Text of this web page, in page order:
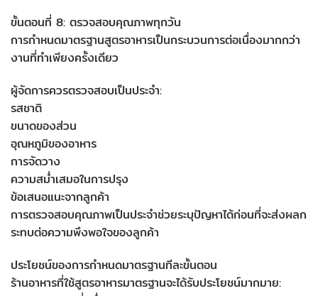
ขั้นตอนที่ 8: ตรวจสอบคุณภาพทุกวัน
การกำหนดมาตรฐานสูตรอาหารเป็นกระบวนการต่อเนื่องมากกว่า
งานที่ทำเพียงครั้งเดียว
ผู้จัดการควรตรวจสอบเป็นประจำ:
รสชาติ
ขนาดของส่วน
อุณหภูมิของอาหาร
การจัดวาง
ความสม่ำเสมอในการปรุง
ข้อเสนอแนะจากลูกค้า
การตรวจสอบคุณภาพเป็นประจำช่วยระบุปัญหาได้ก่อนที่จะส่งผลก
ระทบต่อความพึงพอใจของลูกค้า
ประโยชน์ของการกำหนดมาตรฐานทีละขั้นตอน
ร้านอาหารที่ใช้สูตรอาหารมาตรฐานจะได้รับประโยชน์มากมาย: